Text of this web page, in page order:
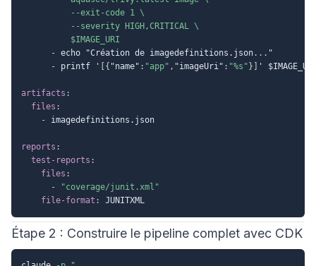
          --exit-code 1 \
          --severity HIGH,CRITICAL \
          $IMAGE_URI
- echo "Création de imagedefinitions.json... "
- printf ' { "name" : "app" , "imageUri" : "%s" } '
artifacts :
files :
- imagedefinitions.json
reports :
test-reports :
files :
-
"coverage/junit.xml"
file-format :
Étape 2 : Construire le pipeline complet avec CDK